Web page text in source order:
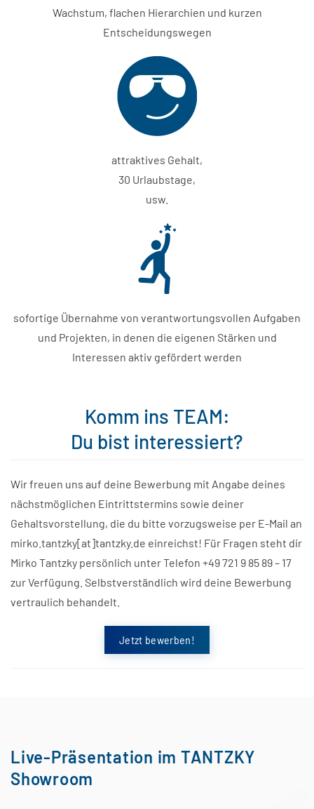
Wachstum, flachen Hierarchien und kurzen
Entscheidungswegen
attraktives Gehalt,
30 Urlaubstage,
usw.
sofortige Übernahme von verantwortungsvollen Aufgaben
und Projekten, in denen die eigenen Stärken und
Interessen aktiv gefördert werden
Komm ins TEAM:
Du bist interessiert?
Wir freuen uns auf deine Bewerbung mit Angabe deines
nächstmöglichen Eintrittstermins sowie deiner
Gehaltsvorstellung, die du bitte vorzugsweise per E-Mail an
mirko.tantzky[at]tantzky.de einreichst! Für Fragen steht dir
Mirko Tantzky persönlich unter Telefon +49 721 9 85 89 – 17
zur Verfügung. Selbstverständlich wird deine Bewerbung
vertraulich behandelt.
Jetzt bewerben!
Live-Präsentation im TANTZKY
Showroom